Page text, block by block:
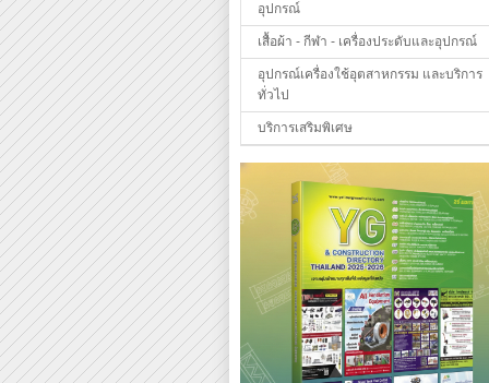
อุปกรณ์
เสื้อผ้า - กีฬา - เครื่องประดับและอุปกรณ์
อุปกรณ์เครื่องใช้อุตสาหกรรม และบริการ
ทั่วไป
บริการเสริมพิเศษ